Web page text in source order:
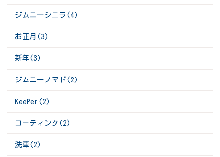
ジムニーシエラ(4)
お正月(3)
新年(3)
ジムニーノマド(2)
KeePer(2)
コーティング(2)
洗車(2)